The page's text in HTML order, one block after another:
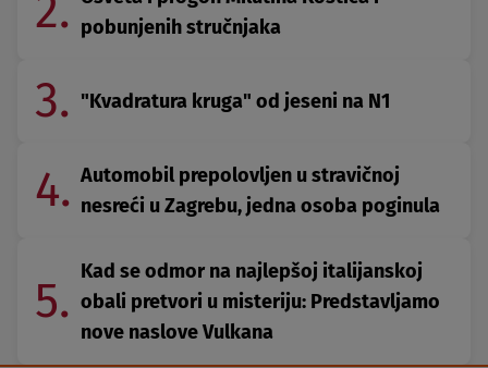
2. pobunjenih stručnjaka
3. "Kvadratura kruga" od jeseni na N1
4. Automobil prepolovljen u stravičnoj
nesreći u Zagrebu, jedna osoba poginula
5.
Kad se odmor na najlepšoj italijanskoj
obali pretvori u misteriju: Predstavljamo
nove naslove Vulkana